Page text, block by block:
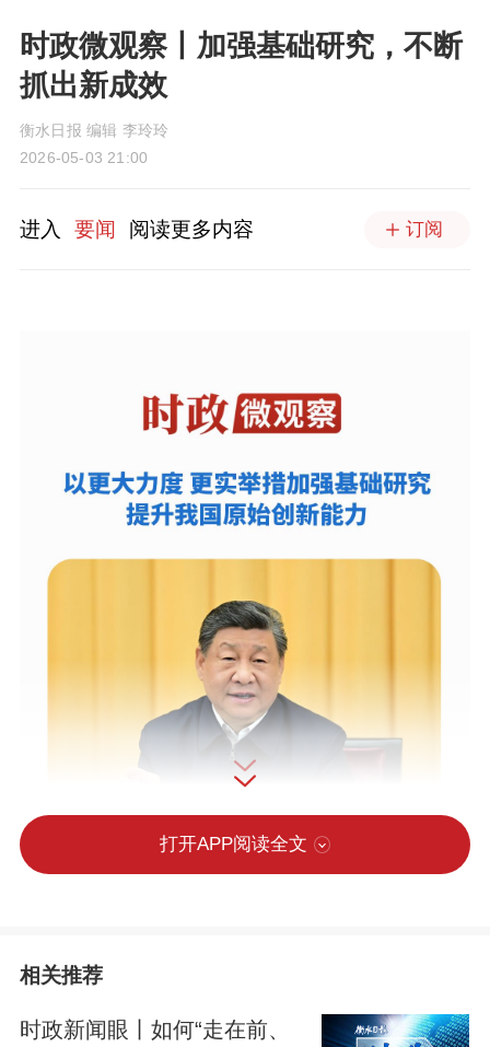
时政微观察丨加强基础研究，不断
抓出新成效
衡水日报 编辑 李玲玲
2026-05-03 21:00
进入 要闻 阅读更多内容 订阅
打开APP阅读全文
相关推荐
时政新闻眼丨如何“走在前、